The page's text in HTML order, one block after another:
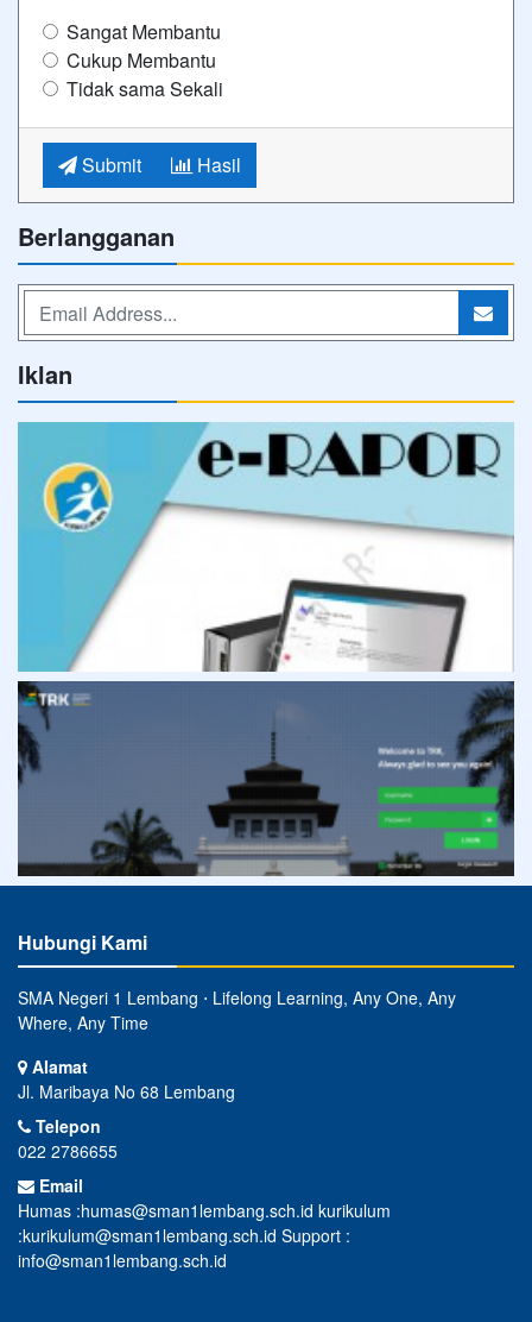
Sangat Membantu
Cukup Membantu
Tidak sama Sekali
Submit Hasil
Berlangganan
Iklan
Hubungi Kami
SMA Negeri 1 Lembang ⋅ Lifelong Learning, Any One, Any
Where, Any Time
Alamat
Jl. Maribaya No 68 Lembang
Telepon
022 2786655
Email
Humas :humas@sman1lembang.sch.id kurikulum
:kurikulum@sman1lembang.sch.id Support :
info@sman1lembang.sch.id